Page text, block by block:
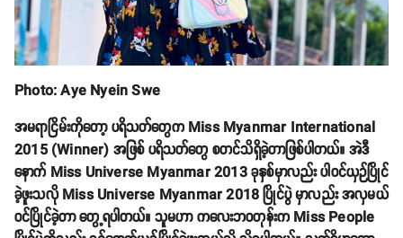
Photo: Aye Nyein Swe
အမရာငြိမ်းကိုတော့ ပရိသတ်တွေက Miss Myanmar International
2015 (Winner) အဖြစ် ပရိသတ်တွေ စတင်သိရှိခဲ့တာဖြစ်ပါတယ်။ အဲဒီ
နောက် Miss Universe Myanmar 2013 ခုနှစ်မှာလည်း ပါဝင်ယှဉ်ပြိုင်
ခဲ့ဖူးသလို Miss Universe Myanmar 2018 ပြိုင်ပွဲ မှာလည်း အလှမယ်
ဝင်ပြိုင်ခဲ့တာ တွေ့ရပါတယ်။ သူမဟာ ကလေးဘဝတုန်းက Miss People